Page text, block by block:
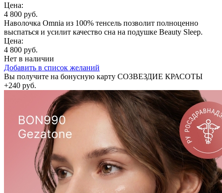
Цена:
4 800 руб.
Наволочка Omnia из 100% тенсель позволит полноценно
выспаться и усилит качество сна на подушке Beauty Sleep.
Цена:
4 800 руб.
Нет в наличии
Добавить в список желаний
Вы получите на бонусную карту СОЗВЕЗДИЕ КРАСОТЫ
+240 руб.